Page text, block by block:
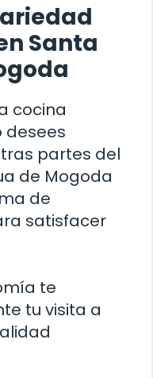
Santa
cocina
partes del
de Mogoda
de
satisfacer
te
tu visita a